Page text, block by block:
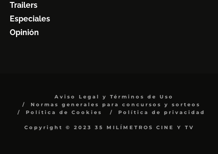
Trailers
Especiales
Opinión
Aviso Legal y Términos de Uso
Normas generales para concursos y sorteos
Política de Cookies
Política de privacidad
Copyright © 2023 35 MILÍMETROS CINE Y TV